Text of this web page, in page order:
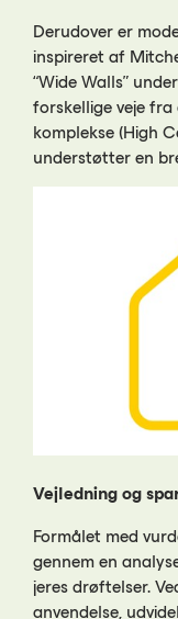
Derudover er
inspireret af
“Wide Walls”
forskellige veje
komplekse (High
understøtter en
Vejledning og
Formålet med
gennem en
jeres drøftelser.
anvendelse,